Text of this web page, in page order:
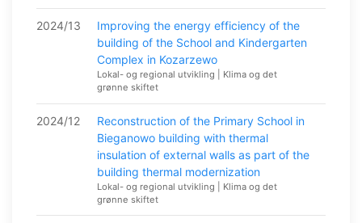
2024/13
Improving the energy efficiency of the
building of the School and Kindergarten
Complex in Kozarzewo
Lokal- og regional utvikling | Klima og det
grønne skiftet
2024/12
Reconstruction of the Primary School in
Bieganowo building with thermal
insulation of external walls as part of the
building thermal modernization
Lokal- og regional utvikling | Klima og det
grønne skiftet